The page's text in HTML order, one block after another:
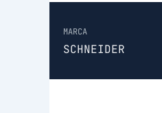
MARCA
SCHNEIDER